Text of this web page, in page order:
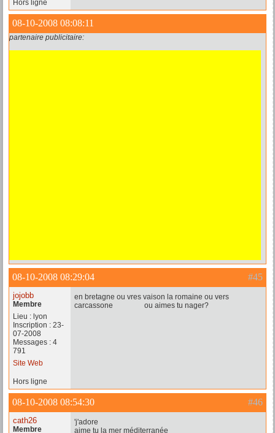
Hors ligne
08-10-2008 08:08:11
partenaire publicitaire:
#45
08-10-2008 08:29:04
jojobb
Membre
Lieu : lyon
Inscription : 23-
07-2008
Messages : 4
791
Site Web
en bretagne ou vres vaison la romaine ou vers
carcassone ou aimes tu nager?
Hors ligne
#46
08-10-2008 08:54:30
cath26
Membre
'j'adore
aime tu la mer méditerranée